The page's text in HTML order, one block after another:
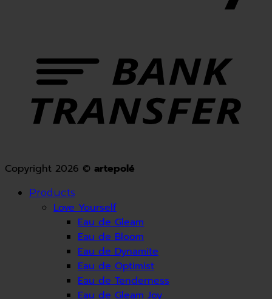
Copyright 2026 © artepolé
Products
Love Yourself
Eau de Gleam
Eau de Bloom
Eau de Dynamite
Eau de Optimist
Eau de Tenderness
Eau de Gleam Joy